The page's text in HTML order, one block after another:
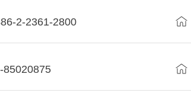
2-2361-2800
85020875